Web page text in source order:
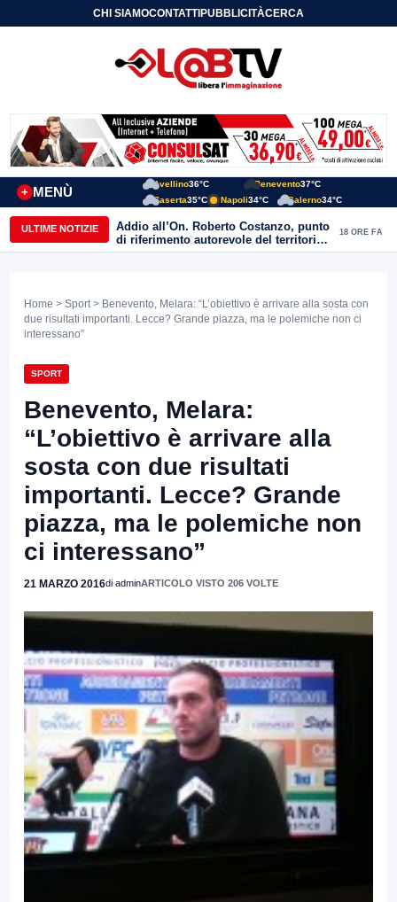
CHI SIAMOCONTATTIPUBBLICITÀCERCA
MENÙ
+
Avellino36°C Benevento37°C
Caserta35°C Napoli34°C Salerno34°C
ULTIME NOTIZIE
Addio all’On. Roberto Costanzo, punto
di riferimento autorevole del territorio,
Parente: “alle Acli ha donato amicizia,
18 ORE FA
Home > Sport > Benevento, Melara: “L’obiettivo è arrivare alla sosta con
due risultati importanti. Lecce? Grande piazza, ma le polemiche non ci
interessano”
SPORT
Benevento, Melara:
“L’obiettivo è arrivare alla
sosta con due risultati
importanti. Lecce? Grande
piazza, ma le polemiche non
ci interessano”
21 MARZO 2016di adminARTICOLO VISTO 206 VOLTE